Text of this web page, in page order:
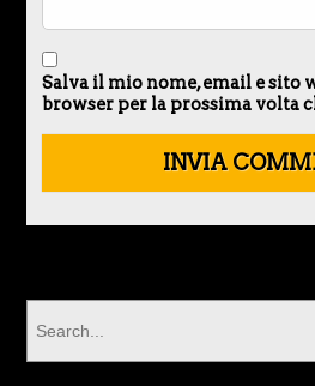
Salva il mio nome, email e sito
browser per la prossima volta